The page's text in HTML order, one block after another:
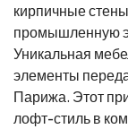
кирпичные
промышленную
Уникальная
элементы
Парижа. Этот
лофт-стиль в